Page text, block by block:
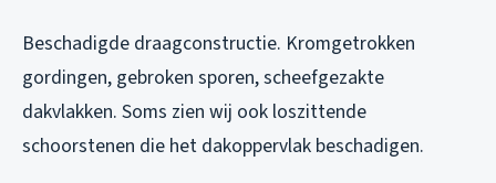
Beschadigde draagconstructie. Kromgetrokken
gordingen, gebroken sporen, scheefgezakte
dakvlakken. Soms zien wij ook loszittende
schoorstenen die het dakoppervlak beschadigen.